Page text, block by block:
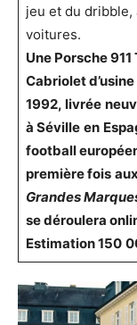
jeu et du
voitures.
Une Porsche
Cabrioletd’usine
1992, livrée
à Séville en
football
premièrefois aux
Grandes
sedéroulera
Estimation150